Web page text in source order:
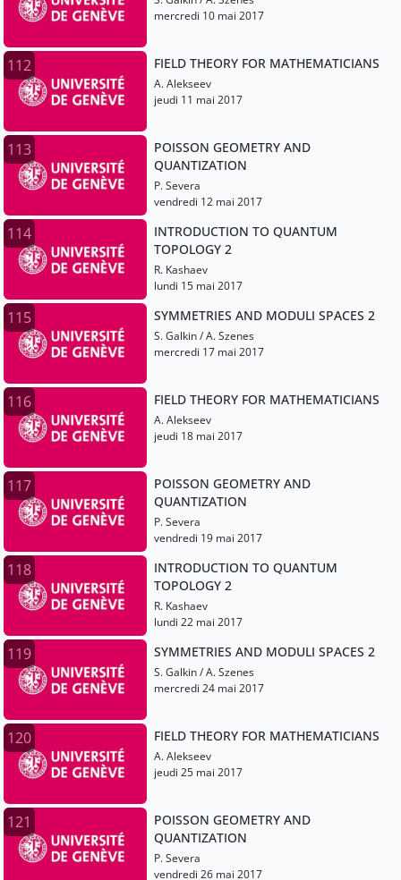
mercredi 10 mai 2017
112 FIELD THEORY FOR MATHEMATICIANS
A. Alekseev
jeudi 11 mai 2017
113
POISSON GEOMETRY AND
QUANTIZATION
P. Severa
vendredi 12 mai 2017
114
INTRODUCTION TO QUANTUM
TOPOLOGY 2
R. Kashaev
lundi 15 mai 2017
115 SYMMETRIES AND MODULI SPACES 2
S. Galkin / A. Szenes
mercredi 17 mai 2017
116 FIELD THEORY FOR MATHEMATICIANS
A. Alekseev
jeudi 18 mai 2017
117
POISSON GEOMETRY AND
QUANTIZATION
P. Severa
vendredi 19 mai 2017
118
INTRODUCTION TO QUANTUM
TOPOLOGY 2
R. Kashaev
lundi 22 mai 2017
119 SYMMETRIES AND MODULI SPACES 2
S. Galkin / A. Szenes
mercredi 24 mai 2017
120 FIELD THEORY FOR MATHEMATICIANS
A. Alekseev
jeudi 25 mai 2017
121
POISSON GEOMETRY AND
QUANTIZATION
P. Severa
vendredi 26 mai 2017